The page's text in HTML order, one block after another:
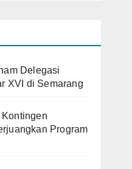
Delegasi
XVI di Semarang
Program